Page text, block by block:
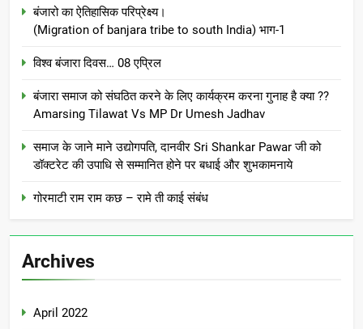
बंजारो का ऐतिहासिक परिप्रेक्ष्य।
(Migration of banjara tribe to south India) भाग-1
विश्व बंजारा दिवस… 08 एप्रिल
बंजारा समाज को संघठित करने के लिए कार्यक्रम करना गुनाह है क्या ??
Amarsing Tilawat Vs MP Dr Umesh Jadhav
समाज के जाने माने उद्योगपति, दानवीर Sri Shankar Pawar जी को
डॉक्टरेट की उपाधि से सम्मानित होने पर बधाई और शुभकामनाये
गोरमाटी राम राम कछ – रामे ती काई संबंध
Archives
April 2022